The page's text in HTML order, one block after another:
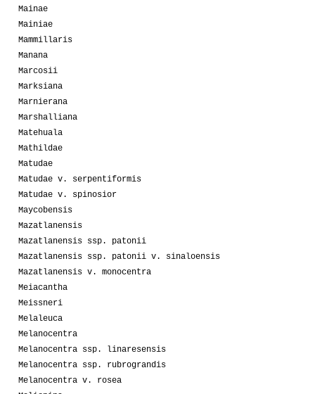
Mainae
Mainiae
Mammillaris
Manana
Marcosii
Marksiana
Marnierana
Marshalliana
Matehuala
Mathildae
Matudae
Matudae v. serpentiformis
Matudae v. spinosior
Maycobensis
Mazatlanensis
Mazatlanensis ssp. patonii
Mazatlanensis ssp. patonii v. sinaloensis
Mazatlanensis v. monocentra
Meiacantha
Meissneri
Melaleuca
Melanocentra
Melanocentra ssp. linaresensis
Melanocentra ssp. rubrograndis
Melanocentra v. rosea